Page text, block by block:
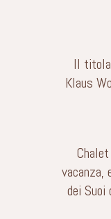
Il
Klaus
vacanza,
dei